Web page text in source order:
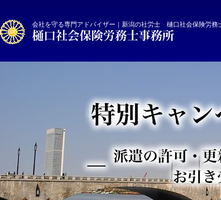
会社を守る専門アドバイザー｜新潟の社労士 樋口社会保険労務